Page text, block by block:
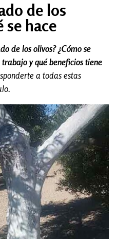
de los
se hace
de los olivos? ¿Cómo se
y qué beneficios tiene
a todas estas